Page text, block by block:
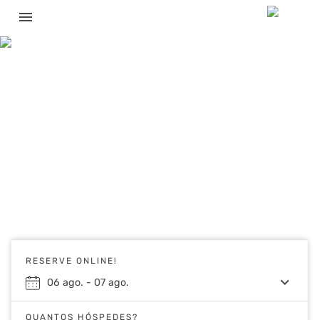
menu
RESERVE ONLINE!
06 ago. - 07 ago. keyboard_arrow_down
QUANTOS HÓSPEDES?